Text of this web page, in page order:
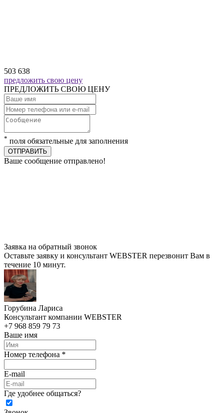
503 638
предложить свою цену
ПРЕДЛОЖИТЬ СВОЮ ЦЕНУ
* поля обязательные для заполнения
ОТПРАВИТЬ
Ваше сообщение отправлено!
Заявка на обратный звонок
Оставьте заявку и консультант WEBSTER перезвонит Вам в
течение 10 минут.
Горубина Лариса
Консультант компании WEBSTER
+7 968 859 79 73
Ваше имя
Номер телефона *
E-mail
Где удобнее общаться?